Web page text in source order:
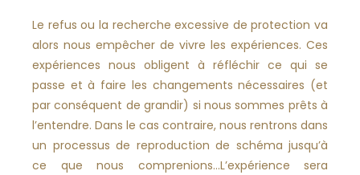
Le refus ou la recherche excessive de protection va
alors nous empêcher de vivre les expériences. Ces
expériences nous obligent à réfléchir ce qui se
passe et à faire les changements nécessaires (et
par conséquent de grandir) si nous sommes prêts à
l’entendre. Dans le cas contraire, nous rentrons dans
un processus de reproduction de schéma jusqu’à
ce que nous comprenions…L’expérience sera